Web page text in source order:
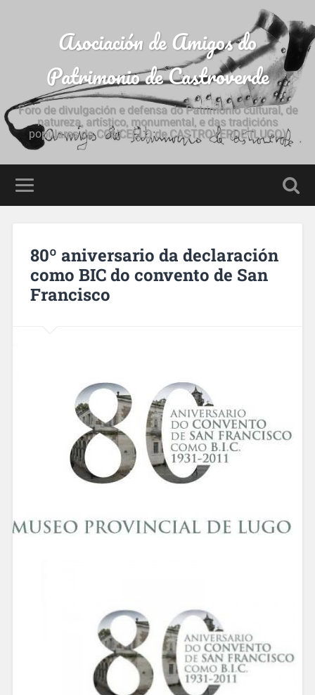
Asociación de Amigos do
Patrimonio de Castroverde
Foro de divulgación e defensa do Patrimonio cultural, de
natureza, artístico, monumental, e das tradicións
populares do CONCELLO de CASTROVERDE (LUGO)
80º aniversario da declaración
como BIC do convento de San
Francisco